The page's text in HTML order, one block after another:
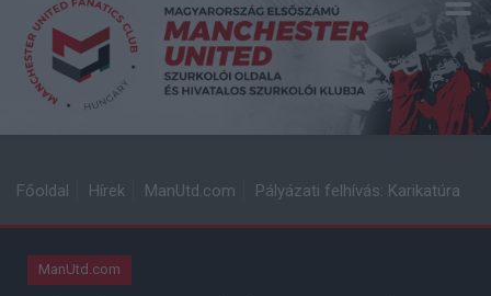
Főoldal Hírek ManUtd.com Pályázati felhívás: Karikatúra
ManUtd.com